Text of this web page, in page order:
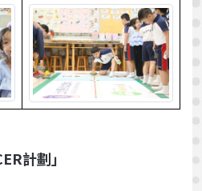
計劃」